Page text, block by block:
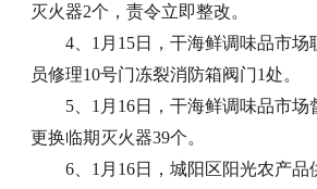
灭火器2个，责令立即整改。
4、1月15日，干海鲜调味品市场
员修理10号门冻裂消防箱阀门1处。
5、1月16日，干海鲜调味品市场
更换临期灭火器39个。
6、1月16日，城阳区阳光农产品